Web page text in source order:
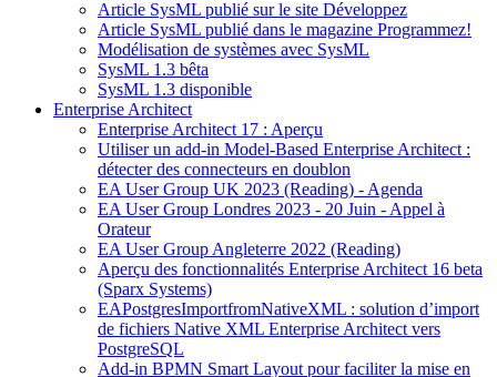
Article SysML publié sur le site Développez
Article SysML publié dans le magazine Programmez!
Modélisation de systèmes avec SysML
SysML 1.3 bêta
SysML 1.3 disponible
Enterprise Architect
Enterprise Architect 17 : Aperçu
Utiliser un add-in Model-Based Enterprise Architect :
détecter des connecteurs en doublon
EA User Group UK 2023 (Reading) - Agenda
EA User Group Londres 2023 - 20 Juin - Appel à
Orateur
EA User Group Angleterre 2022 (Reading)
Aperçu des fonctionnalités Enterprise Architect 16 beta
(Sparx Systems)
EAPostgresImportfromNativeXML : solution d’import
de fichiers Native XML Enterprise Architect vers
PostgreSQL
Add-in BPMN Smart Layout pour faciliter la mise en